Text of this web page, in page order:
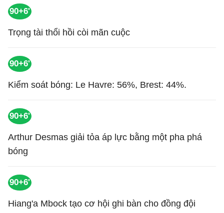
90+6'
Trọng tài thổi hồi còi mãn cuộc
90+6'
Kiểm soát bóng: Le Havre: 56%, Brest: 44%.
90+6'
Arthur Desmas giải tỏa áp lực bằng một pha phá
bóng
90+6'
Hiang'a Mbock tạo cơ hội ghi bàn cho đồng đội